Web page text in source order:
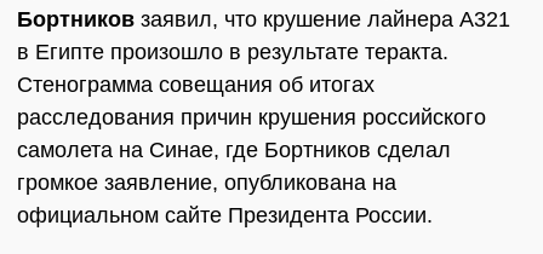
Бортников заявил, что крушение лайнера A321
в Египте произошло в результате теракта.
Стенограмма совещания об итогах
расследования причин крушения российского
самолета на Синае, где Бортников сделал
громкое заявление, опубликована на
официальном сайте Президента России.